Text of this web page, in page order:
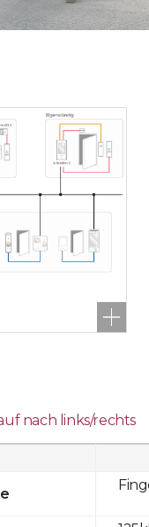
nach links/rechts